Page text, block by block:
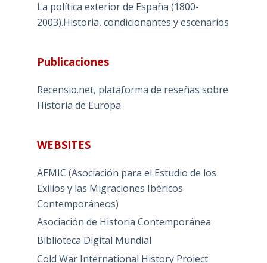
La política exterior de España (1800-
2003).Historia, condicionantes y escenarios
Publicaciones
Recensio.net, plataforma de reseñas sobre
Historia de Europa
WEBSITES
AEMIC (Asociación para el Estudio de los
Exilios y las Migraciones Ibéricos
Contemporáneos)
Asociación de Historia Contemporánea
Biblioteca Digital Mundial
Cold War International History Project